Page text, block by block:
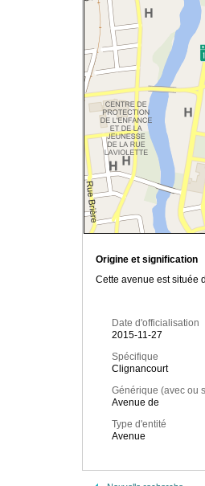
Origine et signification
Cette avenue est située
Date d'officialisation
2015-11-27
Spécifique
Clignancourt
Générique (avec ou
Avenue de
Type d'entité
Avenue